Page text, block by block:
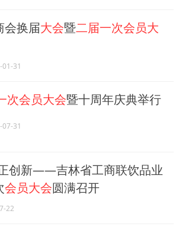
会换届大会暨二届一次会员大
31
次会员大会暨十周年庆典举行
31
创新——吉林省工商联饮品业
会员大会圆满召开
22